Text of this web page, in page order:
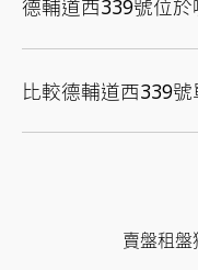
德輔道西339號位於
比較德輔道西339
賣盤租盤